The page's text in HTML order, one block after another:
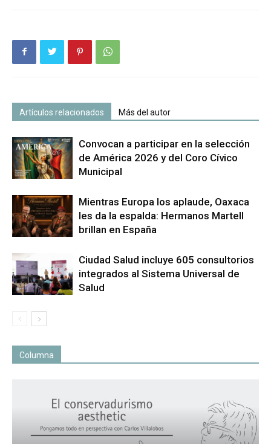
Artículos relacionados Más del autor
Convocan a participar en la selección
de América 2026 y del Coro Cívico
Municipal
Mientras Europa los aplaude, Oaxaca
les da la espalda: Hermanos Martell
brillan en España
Ciudad Salud incluye 605 consultorios
integrados al Sistema Universal de
Salud
Columna